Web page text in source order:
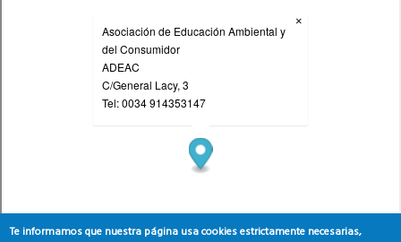
Te informamos que nuestra página usa cookies estrictamente necesarias,